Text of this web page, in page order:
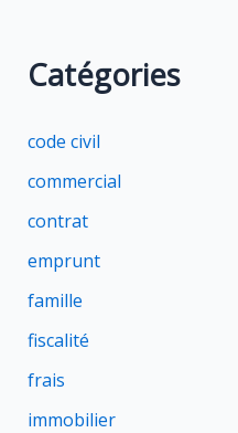
Catégories
code civil
commercial
contrat
emprunt
famille
fiscalité
frais
immobilier